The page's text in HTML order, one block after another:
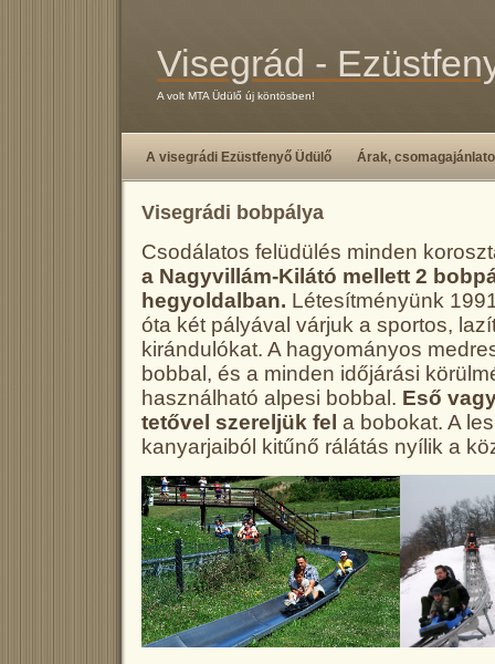
Visegrád -
A volt MTA Üdülő új köntösben!
A visegrádi Ezüstfenyő Üdülő Árak,
Visegrádi bobpálya
Csodálatos felüdülés minden
a Nagyvillám-Kilátó mellett 2
hegyoldalban. Létesítményünk
óta két pályával várjuk a sportos,
kirándulókat. A hagyományos
bobbal, és a minden időjárási
használható alpesi bobbal. Eső
tetővel szereljük fel a bobokat. A
kanyarjaiból kitűnő rálátás nyílik a